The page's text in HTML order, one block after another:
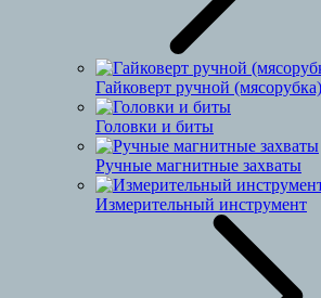
Гайковерт ручной (мясорубка)
Головки и биты
Ручные магнитные захваты
Измерительный инструмент